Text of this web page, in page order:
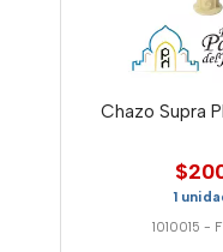
Chazo Supra
1
1010015 -